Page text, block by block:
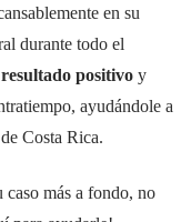
en su
durante todo el
resultado positivo y
ayudándole a
de Costa Rica.
caso más a fondo, no